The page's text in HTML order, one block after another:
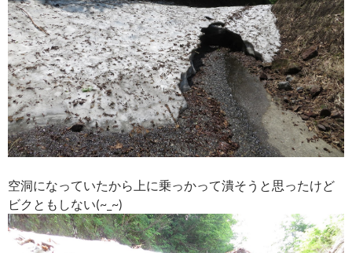
空洞になっていたから上に乗っかって潰そうと思ったけど
ビクともしない(~_~)